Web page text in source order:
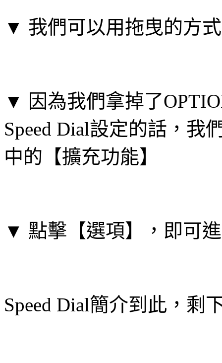
▼ 我們可以用拖曳的方
▼ 因為我們拿掉了
Speed Dial設定的話，我
中的【擴充功能】
▼ 點擊【選項】，即可
Speed Dial簡介到此，剩